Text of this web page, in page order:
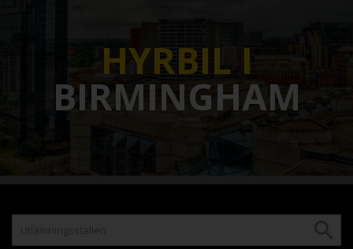
HYRBIL I
BIRMINGHAM